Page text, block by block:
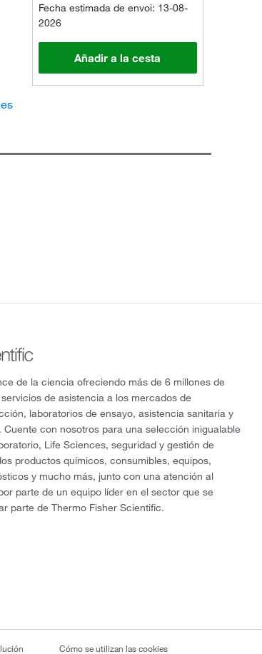
Fecha estimada de envoi: 13-08-
2026
Añadir a la cesta
de la ciencia ofreciendo más de 6 millones de
de asistencia a los mercados de
laboratorios de ensayo, asistencia sanitaria y
con nosotros para una selección inigualable
Life Sciences, seguridad y gestión de
productos químicos, consumibles, equipos,
y mucho más, junto con una atención al
parte de un equipo líder en el sector que se
parte de Thermo Fisher Scientific.
Cómo se utilizan las cookies